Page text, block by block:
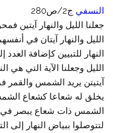
النسفي ج2/ص280
جعلنا الليل والنهار آيتين
الليل والنهار آيتان في
النهار للتبيين كإضافة
الليل وجعلنا الآية التي هي
آيتيتن يريد الشمس والقمر
يخلق له شعاعا كشعاع
الشمس ذات شعاع يبصر في
لتتوصلوا ببياض النهار